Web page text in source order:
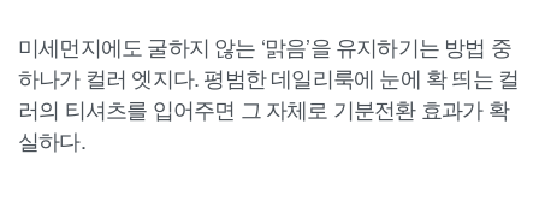
미세먼지에도 굴하지 않는 ‘맑음’을 유지하기는 방법 중
하나가 컬러 엣지다. 평범한 데일리룩에 눈에 확 띄는 컬
러의 티셔츠를 입어주면 그 자체로 기분전환 효과가 확
실하다.